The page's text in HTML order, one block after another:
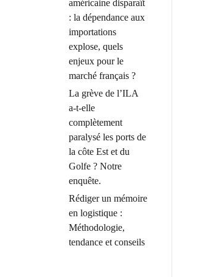
américaine disparaît
: la dépendance aux
importations
explose, quels
enjeux pour le
marché français ?
La grève de l’ILA
a-t-elle
complètement
paralysé les ports de
la côte Est et du
Golfe ? Notre
enquête.
Rédiger un mémoire
en logistique :
Méthodologie,
tendance et conseils